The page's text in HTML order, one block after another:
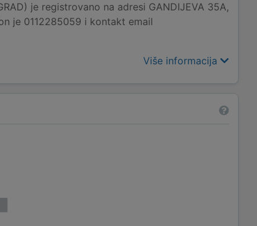
je registrovano na adresi GANDIJEVA 35A,
je 0112285059 i kontakt email
Više informacija